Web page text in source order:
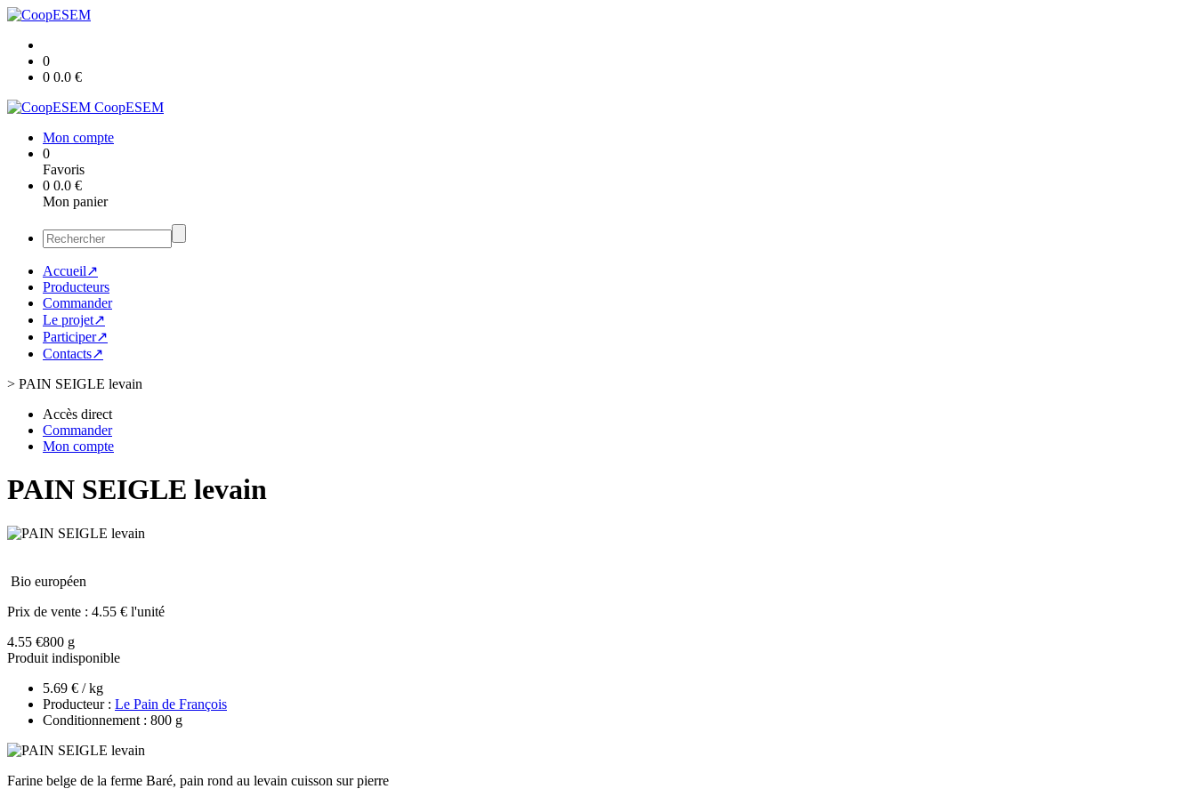
0
0 0.0 €
CoopESEM
Mon compte
0
Favoris
0 0.0 €
Mon panier
Accueil↗
Producteurs
Commander
Le projet↗
Participer↗
Contacts↗
> PAIN SEIGLE levain
Accès direct
Commander
Mon compte
PAIN SEIGLE levain
Bio européen
Prix de vente : 4.55 € l'unité
4.55 €800 g
Produit indisponible
5.69 € / kg
Producteur : Le Pain de François
Conditionnement : 800 g
Farine belge de la ferme Baré, pain rond au levain cuisson sur pierre